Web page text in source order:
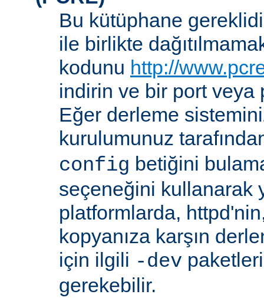
Bu kütüphane
ile birlikte
kodunu http://
indirin ve bir port veya
Eğer derleme
kurulumunuz
config betiğini
seçeneğini kullanarak
platformlarda,
kopyanıza karşın
için ilgili -dev
gerekebilir.